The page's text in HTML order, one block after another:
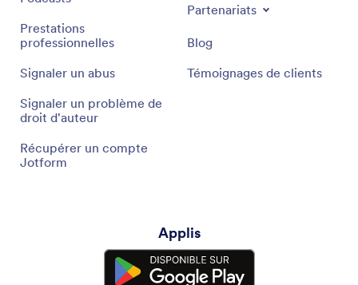
Prestations
professionnelles
Signaler un abus
Signaler un problème de
droit d'auteur
Récupérer un compte
Jotform
Partenariats
Blog
Témoignages de clients
Applis